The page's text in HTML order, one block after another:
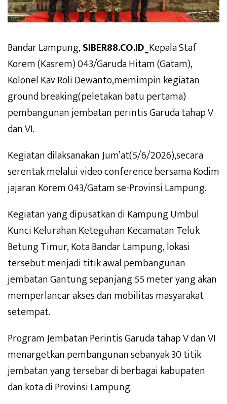
Bandar Lampung,SIBER88.CO.ID_ Kepala Staf
Korem (Kasrem) 043/Garuda Hitam (Gatam),
Kolonel Kav Roli Dewanto,memimpin kegiatan
ground breaking(peletakan batu pertama)
pembangunan jembatan perintis Garuda tahap V
dan VI.
Kegiatan dilaksanakan Jum’at(5/6/2026),secara
serentak melalui video conference bersama Kodim
jajaran Korem 043/Gatam se-Provinsi Lampung.
Kegiatan yang dipusatkan di Kampung Umbul
Kunci Kelurahan Keteguhan Kecamatan Teluk
Betung Timur, Kota Bandar Lampung, lokasi
tersebut menjadi titik awal pembangunan
jembatan Gantung sepanjang 55 meter yang akan
memperlancar akses dan mobilitas masyarakat
setempat.
Program Jembatan Perintis Garuda tahap V dan VI
menargetkan pembangunan sebanyak 30 titik
jembatan yang tersebar di berbagai kabupaten
dan kota di Provinsi Lampung.